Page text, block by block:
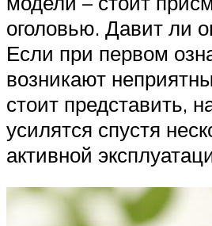
оголовью. Давит ли
Если при первом
возникают
стоит представить,
усилятся спустя
активной